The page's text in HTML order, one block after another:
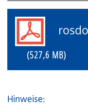
(527,6 MB)
Hinweise: